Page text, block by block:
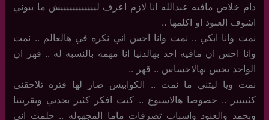
دام خلاص مافيه عبدالله انا لازم اعرف لييييييييييييش ما يبوني
اشوف العنود او اكلمها ..
نمت وانا ابكي .. نمت وانا احس اني نكره في هالعالم .. نمت
وانا احس ان مافيه احد بهالدنيا انا مهمه بالنسبه له .. قهر ان
الواحد يحس بهالاحساس .. قهر ..
نمت ويا ليتني ما نمت .. الكوابيس صار لها فتره تلاحقني
كثيييير .. خصوصا هالاسبوع .. كنت افكر كثير بجدتي وبقريتنا
وبحمد والعنود واسباب تصرفات ماما المجهوله .. حلمت اني